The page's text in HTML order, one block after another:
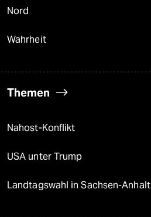
Nord
Wahrheit
Themen
Nahost-Konflikt
USA unter Trump
Landtagswahl in Sachsen-Anhalt